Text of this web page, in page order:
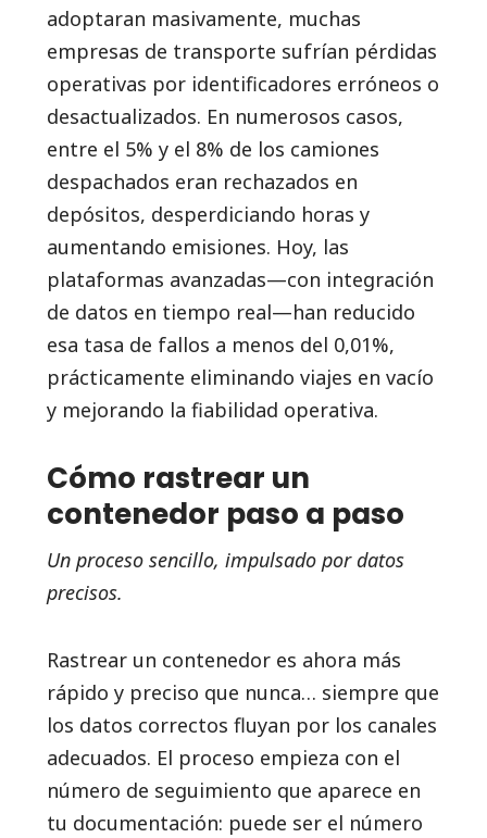
adoptaran masivamente, muchas
empresas de transporte sufrían pérdidas
operativas por identificadores erróneos o
desactualizados. En numerosos casos,
entre el 5% y el 8% de los camiones
despachados eran rechazados en
depósitos, desperdiciando horas y
aumentando emisiones. Hoy, las
plataformas avanzadas—con integración
de datos en tiempo real—han reducido
esa tasa de fallos a menos del 0,01%,
prácticamente eliminando viajes en vacío
y mejorando la fiabilidad operativa.
Cómo rastrear un
contenedor paso a paso
Un proceso sencillo, impulsado por datos
precisos.
Rastrear un contenedor es ahora más
rápido y preciso que nunca… siempre que
los datos correctos fluyan por los canales
adecuados. El proceso empieza con el
número de seguimiento que aparece en
tu documentación: puede ser el número